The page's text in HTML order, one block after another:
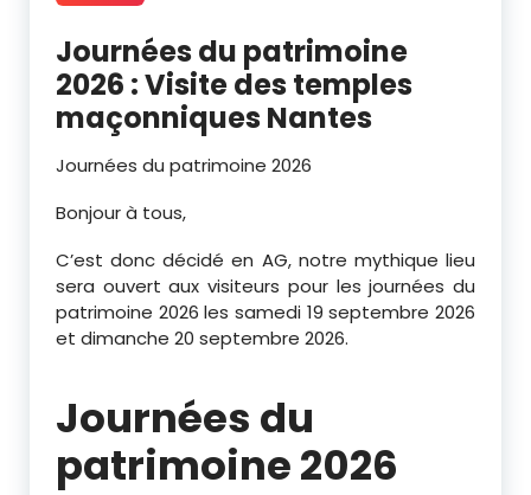
Journées du patrimoine
2026 : Visite des temples
maçonniques Nantes
Journées du patrimoine 2026
Bonjour à tous,
C’est donc décidé en AG, notre mythique lieu
sera ouvert aux visiteurs pour les journées du
patrimoine 2026 les samedi 19 septembre 2026
et dimanche 20 septembre 2026.
Journées du
patrimoine 2026